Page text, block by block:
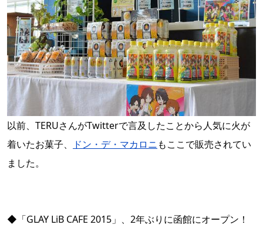
以前、TERUさんがTwitterで言及したことから人気に火が
着いたお菓子、
ドン・デ・マカロニもここで販売されてい
ました。
◆「GLAY LiB CAFE 2015」、2年ぶりに函館にオープン！